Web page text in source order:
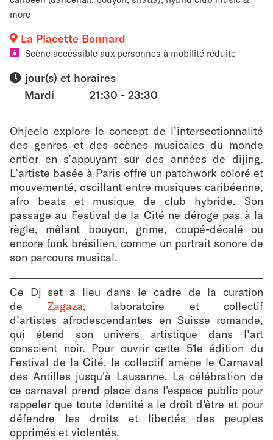
more
La Placette Bonnard
Scène accessible aux personnes à mobilité réduite
jour(s) et horaires
Mardi
21:30 - 23:30
Ohjeelo explore le concept de l’intersectionnalité
des genres et des scènes musicales du monde
entier en s’appuyant sur des années de dijing.
L’artiste basée à Paris offre un patchwork coloré et
mouvementé, oscillant entre musiques caribéenne,
afro beats et musique de club hybride. Son
passage au Festival de la Cité ne déroge pas à la
règle, mêlant bouyon, grime, coupé-décalé ou
encore funk brésilien, comme un portrait sonore de
son parcours musical.
Ce Dj set a lieu dans le cadre de la curation
de Zagaza, laboratoire et collectif
d’artistes afrodescendantes en Suisse romande,
qui étend son univers artistique dans l’art
conscient noir. Pour ouvrir cette 51e édition du
Festival de la Cité, le collectif amène le Carnaval
des Antilles jusqu'à Lausanne. La célébration de
ce carnaval prend place dans l'espace public pour
rappeler que toute identité a le droit d'être et pour
défendre les droits et libertés des peuples
opprimés et violentés.